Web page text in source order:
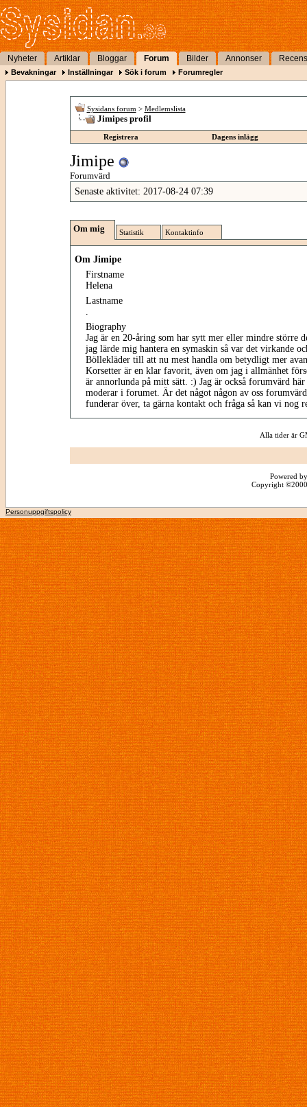
Nyheter Artiklar Bloggar Forum Bilder Annonser
Bevakningar Inställningar Sök i forum Forumregler
Sysidans forum > Medlemslista
Jimipes profil
Registrera Dagens inlägg
Jimipe
Forumvärd
Senaste aktivitet: 2017-08-24 07:39
Om mig Statistik Kontaktinfo
Om Jimipe
Firstname
Helena
Lastname
.
Biography
Jag är en 20-åring som har sytt mer eller mindre större
jag lärde mig hantera en symaskin så var det virkande
Böllekläder till att nu mest handla om betydligt mer
Korsetter är en klar favorit, även om jag i allmänhet
är annorlunda på mitt sätt. :) Jag är också forumvärd här
moderar i forumet. Är det något någon av oss
funderar över, ta gärna kontakt och fråga så kan vi nog
Alla tider är
Powered
Copyright
Personuppgiftspolicy